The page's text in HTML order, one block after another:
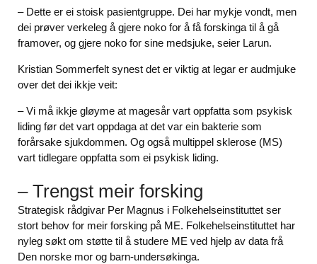
– Dette er ei stoisk pasientgruppe. Dei har mykje vondt, men
dei prøver verkeleg å gjere noko for å få forskinga til å gå
framover, og gjere noko for sine medsjuke, seier Larun.
Kristian Sommerfelt synest det er viktig at legar er audmjuke
over det dei ikkje veit:
– Vi må ikkje gløyme at magesår vart oppfatta som psykisk
liding før det vart oppdaga at det var ein bakterie som
forårsake sjukdommen. Og også multippel sklerose (MS)
vart tidlegare oppfatta som ei psykisk liding.
– Trengst meir forsking
Strategisk rådgivar Per Magnus i Folkehelseinstituttet ser
stort behov for meir forsking på ME. Folkehelseinstituttet har
nyleg søkt om støtte til å studere ME ved hjelp av data frå
Den norske mor og barn-undersøkinga.